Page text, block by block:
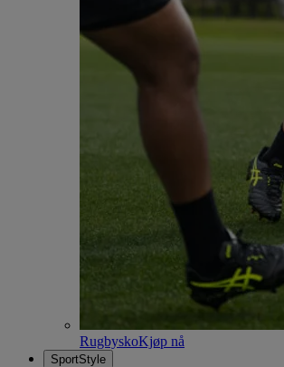
RugbyskoKjøp nå
SportStyle